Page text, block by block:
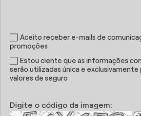
Aceito receber e-mails de
promoções
Estou ciente que as informações
serão utilizadas única e exclusivamente
valores de seguro
Digite o código da imagem: